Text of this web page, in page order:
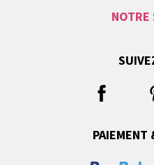
NOTRE
PAIEMENT